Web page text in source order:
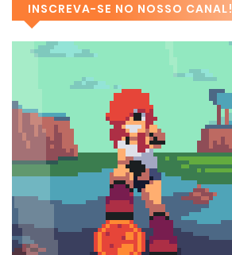
INSCREVA-SE NO NOSSO CANAL!